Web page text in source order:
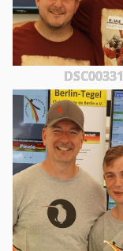
DSC00331